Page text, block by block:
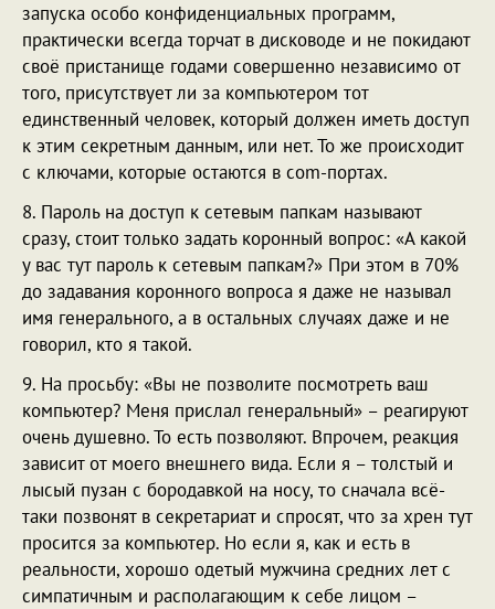
запуска особо конфиденциальных программ,
практически всегда торчат в дисководе и не покидают
своё пристанище годами совершенно независимо от
того, присутствует ли за компьютером тот
единственный человек, который должен иметь доступ
к этим секретным данным, или нет. То же происходит
с ключами, которые остаются в com-портах.
8. Пароль на доступ к сетевым папкам называют
сразу, стоит только задать коронный вопрос: «А какой
у вас тут пароль к сетевым папкам?» При этом в 70%
до задавания коронного вопроса я даже не называл
имя генерального, а в остальных случаях даже и не
говорил, кто я такой.
9. На просьбу: «Вы не позволите посмотреть ваш
компьютер? Меня прислал генеральный» – реагируют
очень душевно. То есть позволяют. Впрочем, реакция
зависит от моего внешнего вида. Если я – толстый и
лысый пузан с бородавкой на носу, то сначала всё-
таки позвонят в секретариат и спросят, что за хрен тут
просится за компьютер. Но если я, как и есть в
реальности, хорошо одетый мужчина средних лет с
симпатичным и располагающим к себе лицом –